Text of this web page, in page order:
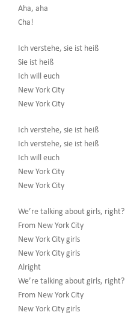
Aha, aha
Cha!
Ich verstehe, sie ist heiß
Sie ist heiß
Ich will euch
New York City
New York City
Ich verstehe, sie ist heiß
Ich verstehe, sie ist heiß
Ich will euch
New York City
New York City
We’re talking about girls, right?
From New York City
New York City girls
New York City girls
Alright
We’re talking about girls, right?
From New York City
New York City girls